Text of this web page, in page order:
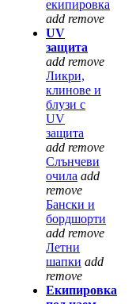
екипировка
add remove
UV
защита
add remove
Ликри,
клинове и
блузи с
UV
защита
add remove
Слънчеви
очила add
remove
Бански и
бордшорти
add remove
Летни
шапки add
remove
Екипировка